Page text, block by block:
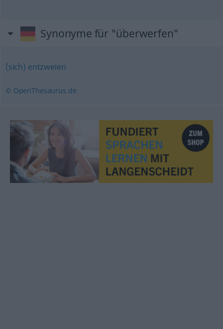
Synonyme für "überwerfen"
(sich) entzweien
© OpenThesaurus.de